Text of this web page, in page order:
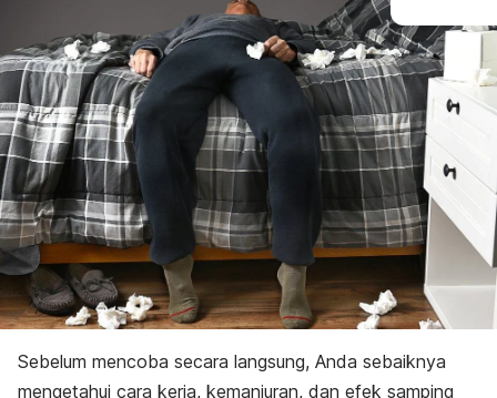
Sebelum mencoba secara langsung, Anda sebaiknya
mengetahui cara kerja, kemanjuran, dan efek samping